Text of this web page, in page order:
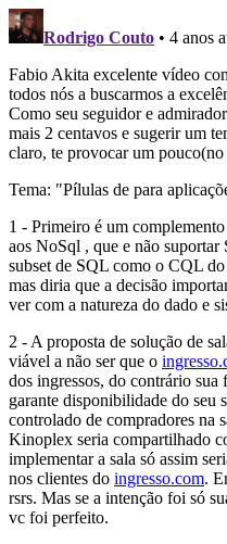
Rodrigo Couto • 4 anos
Fabio Akita excelente vídeo
todos nós a buscarmos a
Como seu seguidor e
mais 2 centavos e sugerir um
claro, te provocar um
Tema: "Pílulas de para
1 - Primeiro é um
aos NoSql , que e não
subset de SQL como o CQL
mas diria que a decisão
ver com a natureza do dado e
2 - A proposta de solução de
viável a não ser que o
dos ingressos, do contrário
garante disponibilidade do seu
controlado de compradores na
Kinoplex seria compartilhado
implementar a sala só assim
nos clientes do ingresso.com.
rsrs. Mas se a intenção foi só
vc foi perfeito.